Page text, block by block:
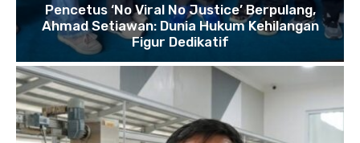
Pencetus ‘No Viral No Justice’ Berpulang,
Ahmad Setiawan: Dunia Hukum Kehilangan
Figur Dedikatif